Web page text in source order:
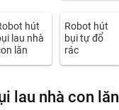
hút
lau nhà
lăn
Robot hút
bụi tự đổ
rác
lau nhà con lăn